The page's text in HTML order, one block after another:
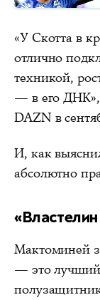
«У Скотта в
отлично
техникой,
— в его
DAZN в
И, как
абсолютно
Мактоминей
— это